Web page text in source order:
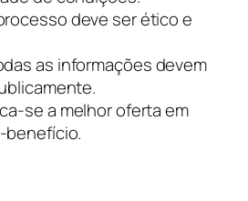
deve ser ético e
as informações devem
se a melhor oferta em